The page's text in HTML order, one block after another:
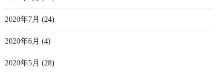
2020年7月 (24)
2020年6月 (4)
2020年5月 (28)